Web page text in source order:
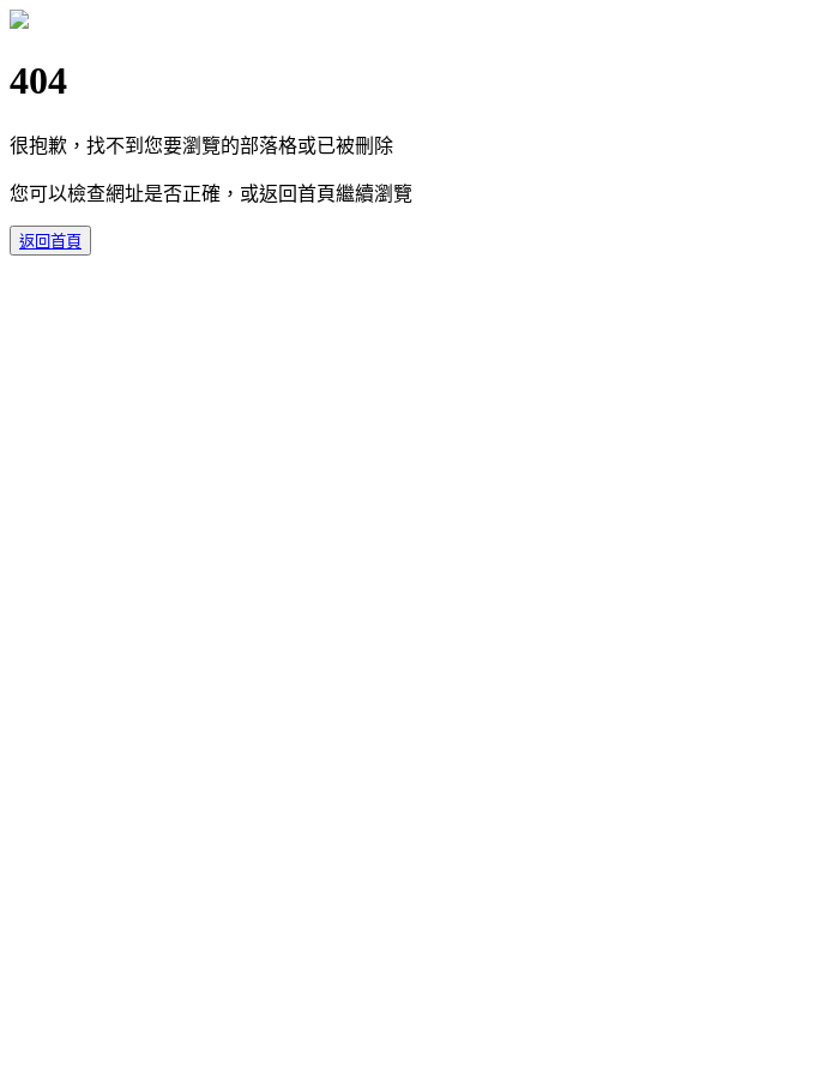
404
很抱歉，找不到您要瀏覽的部落格或已被刪除
您可以檢查網址是否正確，或返回首頁繼續瀏覽
返回首頁